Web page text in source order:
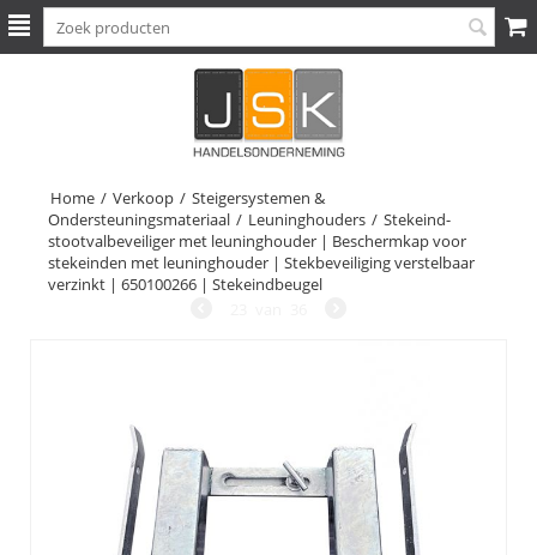
Home / Verkoop / Steigersystemen &
Ondersteuningsmateriaal / Leuninghouders / Stekeind-
stootvalbeveiliger met leuninghouder | Beschermkap voor
stekeinden met leuninghouder | Stekbeveiliging verstelbaar
verzinkt | 650100266 | Stekeindbeugel